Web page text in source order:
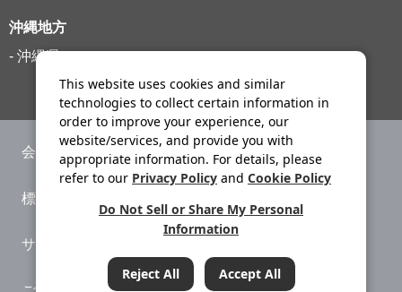
沖縄地方
- 沖縄県
会社案内 ニュースリリース
標識・約款
サイトマップ
This website uses cookies and similar
technologies to collect certain information in
order to improve your experience, our
website/services, and provide you with
appropriate information. For details, please
refer to our Privacy Policy and Cookie Policy
Do Not Sell or Share My Personal
Information
Reject All Accept All